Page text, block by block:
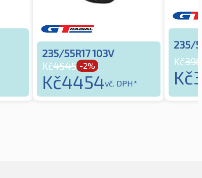
235/55R17 103V
Kč4545 -2%
Kč4454vč. DPH*
235/
Kč3982
Kč